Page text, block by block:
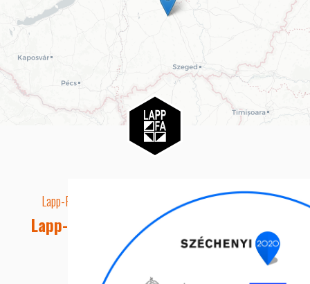
Lapp-Fa EUTR technikai azonosító száma: AA5849163
Lapp-fa Kft. Webshop Ügyfélszolgálat
Telefon: +36 20 8515050
E-mail cím: webshop@lapp-fa.hu